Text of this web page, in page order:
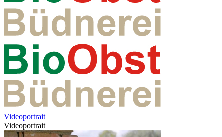
Videoportrait
Videoportrait